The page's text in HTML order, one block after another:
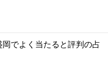
でよく当たると評判の占